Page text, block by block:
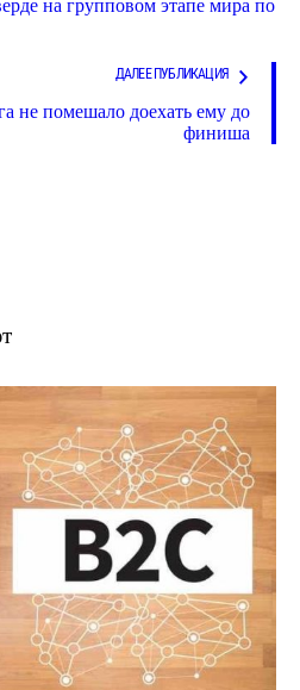
на групповом этапе мира по
ДАЛЕЕ ПУБЛИКАЦИЯ
не помешало доехать ему до
финиша